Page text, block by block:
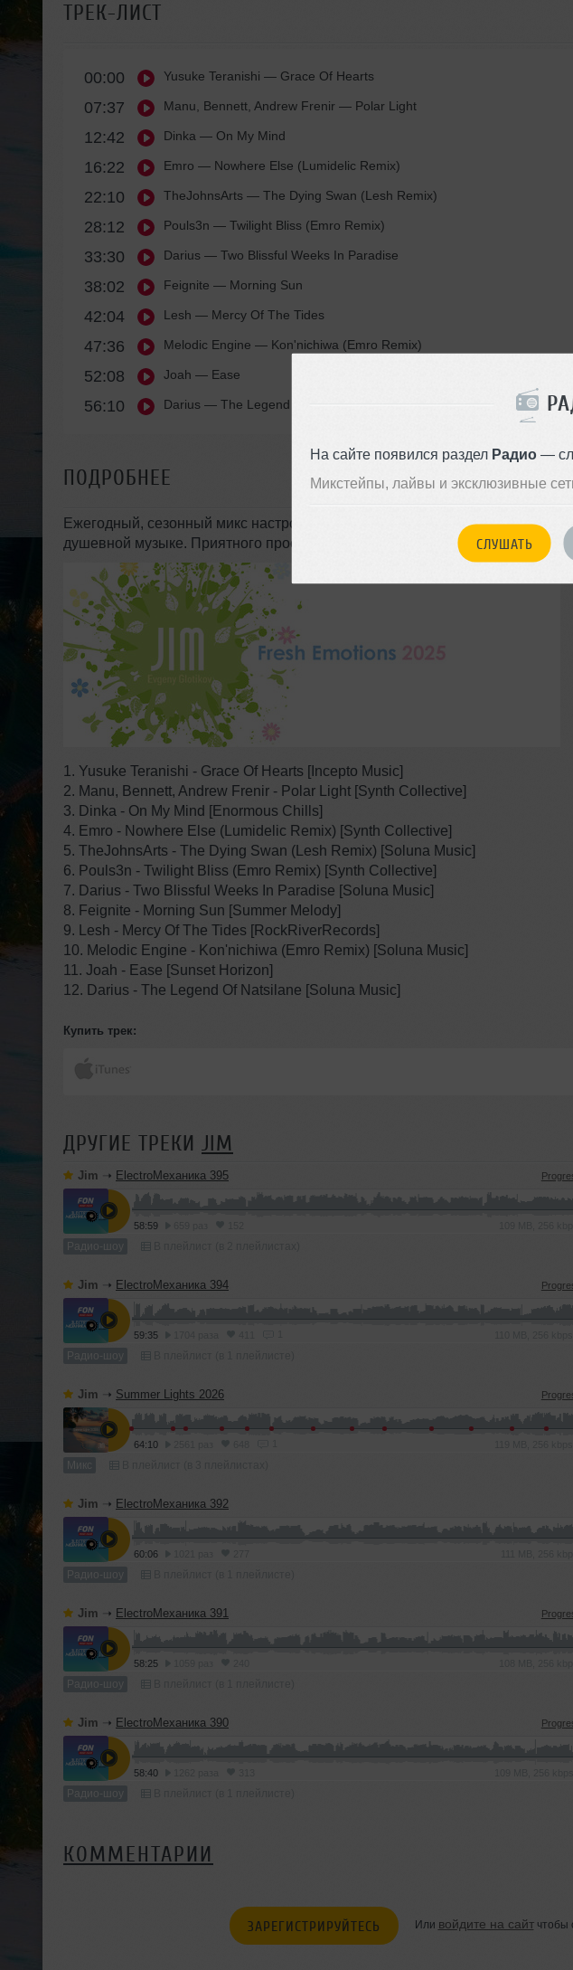
На сайте появился раздел Радио—
Микстейпы, лайвы и эксклюзивные
СЛУШАТЬ
ТРЕК-ЛИСТ
00:00 Yusuke Teranishi — Grace Of Hearts
07:37 Manu, Bennett, Andrew Frenir — Polar Light
12:42 Dinka — On My Mind
16:22 Emro — Nowhere Else (Lumidelic Remix)
22:10 TheJohnsArts — The Dying Swan (Lesh Remix)
28:12 Pouls3n — Twilight Bliss (Emro Remix)
33:30 Darius — Two Blissful Weeks In Paradise
38:02 Feignite — Morning Sun
42:04 Lesh — Mercy Of The Tides
47:36 Melodic Engine — Kon'nichiwa (Emro Remix)
52:08 Joah — Ease
56:10 Darius — The Legend Of Natsilane
ПОДРОБНЕЕ
Ежегодный, сезонный микс настроения - букет свежих эмоций в красивой и
душевной музыке. Приятного прослушивания!
1. Yusuke Teranishi - Grace Of Hearts [Incepto Music]
2. Manu, Bennett, Andrew Frenir - Polar Light [Synth Collective]
3. Dinka - On My Mind [Enormous Chills]
4. Emro - Nowhere Else (Lumidelic Remix) [Synth Collective]
5. TheJohnsArts - The Dying Swan (Lesh Remix) [Soluna Music]
6. Pouls3n - Twilight Bliss (Emro Remix) [Synth Collective]
7. Darius - Two Blissful Weeks In Paradise [Soluna Music]
8. Feignite - Morning Sun [Summer Melody]
9. Lesh - Mercy Of The Tides [RockRiverRecords]
10. Melodic Engine - Kon'nichiwa (Emro Remix) [Soluna Music]
11. Joah - Ease [Sunset Horizon]
12. Darius - The Legend Of Natsilane [Soluna Music]
Купить трек:
ДРУГИЕ ТРЕКИ JIM
Jim ➝ ElectroМеханика 395
58:59
Радио-шоу
Jim ➝ ElectroМеханика 394
59:35
Радио-шоу
Jim ➝ Summer Lights 2026
64:10
Микс
Jim ➝ ElectroМеханика 392
60:06
Радио-шоу
Jim ➝ ElectroМеханика 391
58:25
Радио-шоу
Jim ➝ ElectroМеханика 390
58:40
Радио-шоу
КОММЕНТАРИИ
ЗАРЕГИСТРИРУЙТЕСЬ Или войдите на сайтчтобы